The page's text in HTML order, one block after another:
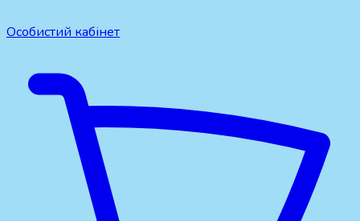
Особистий кабінет